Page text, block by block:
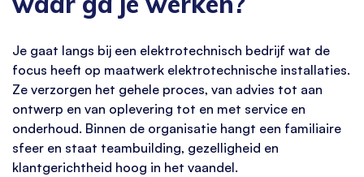
Je gaat langs bij een elektrotechnisch bedrijf wat de
focus heeft op maatwerk elektrotechnische installaties.
Ze verzorgen het gehele proces, van advies tot aan
ontwerp en van oplevering tot en met service en
onderhoud. Binnen de organisatie hangt een familiaire
sfeer en staat teambuilding, gezelligheid en
klantgerichtheid hoog in het vaandel.